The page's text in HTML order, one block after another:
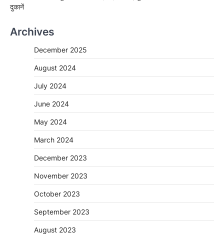
दुकानें
Archives
December 2025
August 2024
July 2024
June 2024
May 2024
March 2024
December 2023
November 2023
October 2023
September 2023
August 2023